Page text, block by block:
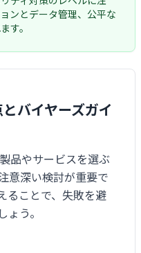
ンとデータ管理、公平な
す。
バイヤーズガイ
品やサービスを選ぶ
意深い検討が重要で
ることで、失敗を避
う。